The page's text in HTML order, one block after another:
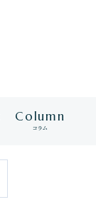
Column
コラム